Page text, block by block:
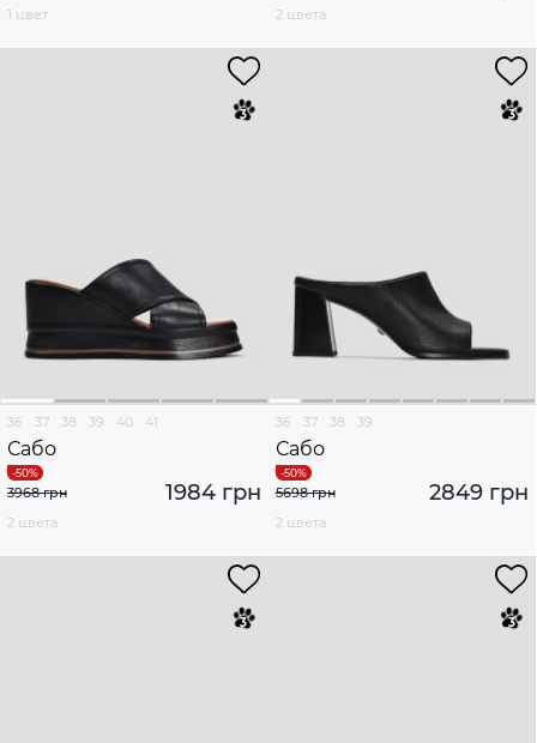
1 цвет
2 цвета
36 37 38 39 40 41
Сабо
1984 грн
3968 грн
2 цвета
36 37 38 39
Сабо
2849 грн
5698 грн
2 цвета